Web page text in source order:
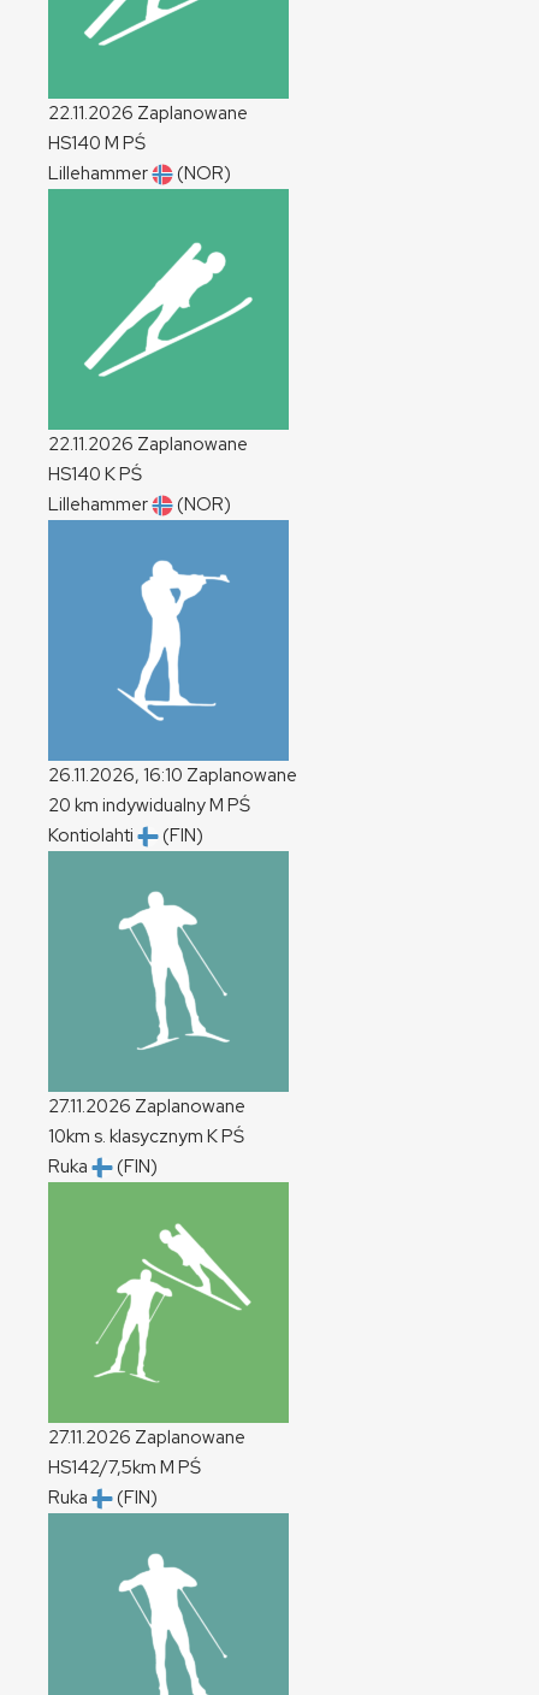
22.11.2026 Zaplanowane
HS140 M PŚ
Lillehammer
(NOR)
22.11.2026 Zaplanowane
HS140 KPŚ
Lillehammer
(NOR)
26.11.2026, 16:10 Zaplanowane
20 km indywidualnyM PŚ
Kontiolahti
(FIN)
27.11.2026 Zaplanowane
10km s. klasycznym KPŚ
Ruka
(FIN)
27.11.2026 Zaplanowane
HS142/7,5km M PŚ
Ruka
(FIN)